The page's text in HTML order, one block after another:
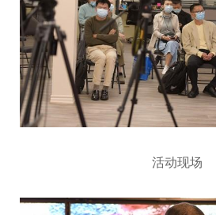
活动现场